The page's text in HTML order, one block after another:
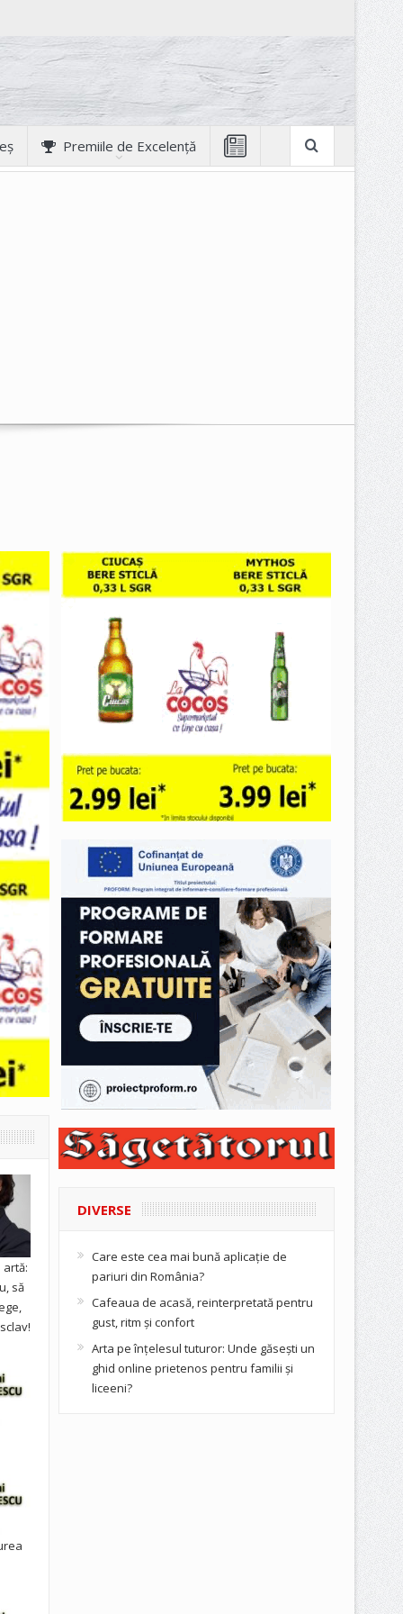
Premiile de Excelență
să
DIVERSE
Care este cea mai bună aplicație de
pariuri din România?
Cafeaua de acasă, reinterpretată pentru
gust, ritm și confort
Arta pe înțelesul tuturor: Unde găsești un
ghid online prietenos pentru familii și
liceeni?